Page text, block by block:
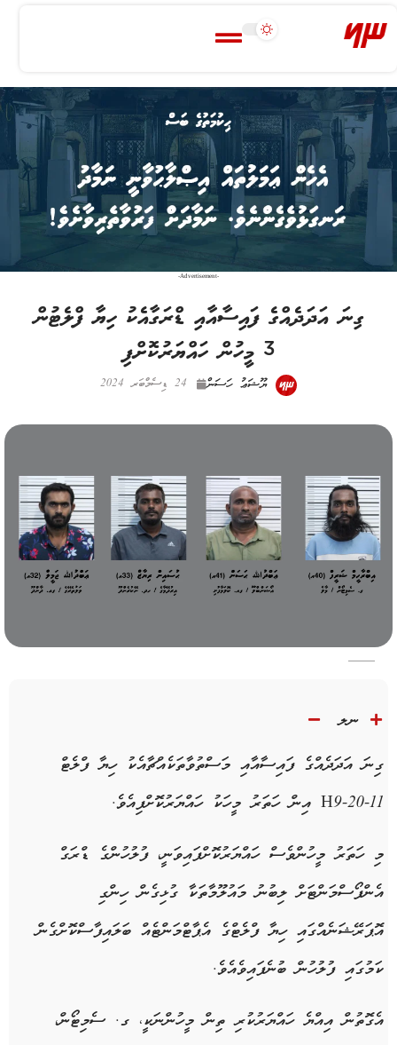
-Advertisement-
ގިނަ އަދަދެއްގެ ފައިސާއާއި ޑްރަގާއެކު ހިޔާ ފްލެޓުން
3 މީހުން ހައްޔަރުކޮށްފި
ޔޫޝަޢު ހަސަން 24 ޑިސެމްބަރ 2024
ނލ
ގިނަ އަދަދެއްގެ ފައިސާއާއި މަސްތުވާތަކެއްޗާއެކު ހިޔާ ފްލެޓް
H9-20-11 އިން ހަތަރު މީހަކު ހައްޔަރުކޮށްފިއެވެ.
މި ހަތަރު މީހުންވެސް ހައްޔަރުކޮށްފައިވަނީ، ފުލުހުންގެ ޑްރަގް
އެންފޯސްމަންޓަށް ލިބުނު މައުލޫމާތަކާ ގުޅިގެން ހިންގި
އޮޕަރޭޝަނެއްގައި ހިޔާ ފްލެޓްގެ އެޕާޓްމަންޓެއް ބަލައިފާސްކޮށްގެން
ކަމުގައި ފުލުހުން ބުނެފައިވެއެވެ.
އެގޮތުން އިއްޔެ ހައްޔަރުކުރި ތިން މީހުންނަކީ، ގ. ސެމިޓޯން،